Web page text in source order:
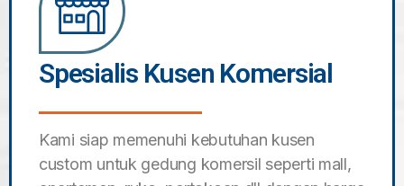
Spesialis Kusen Komersial
Kami siap memenuhi kebutuhan kusen
custom untuk gedung komersil seperti mall,